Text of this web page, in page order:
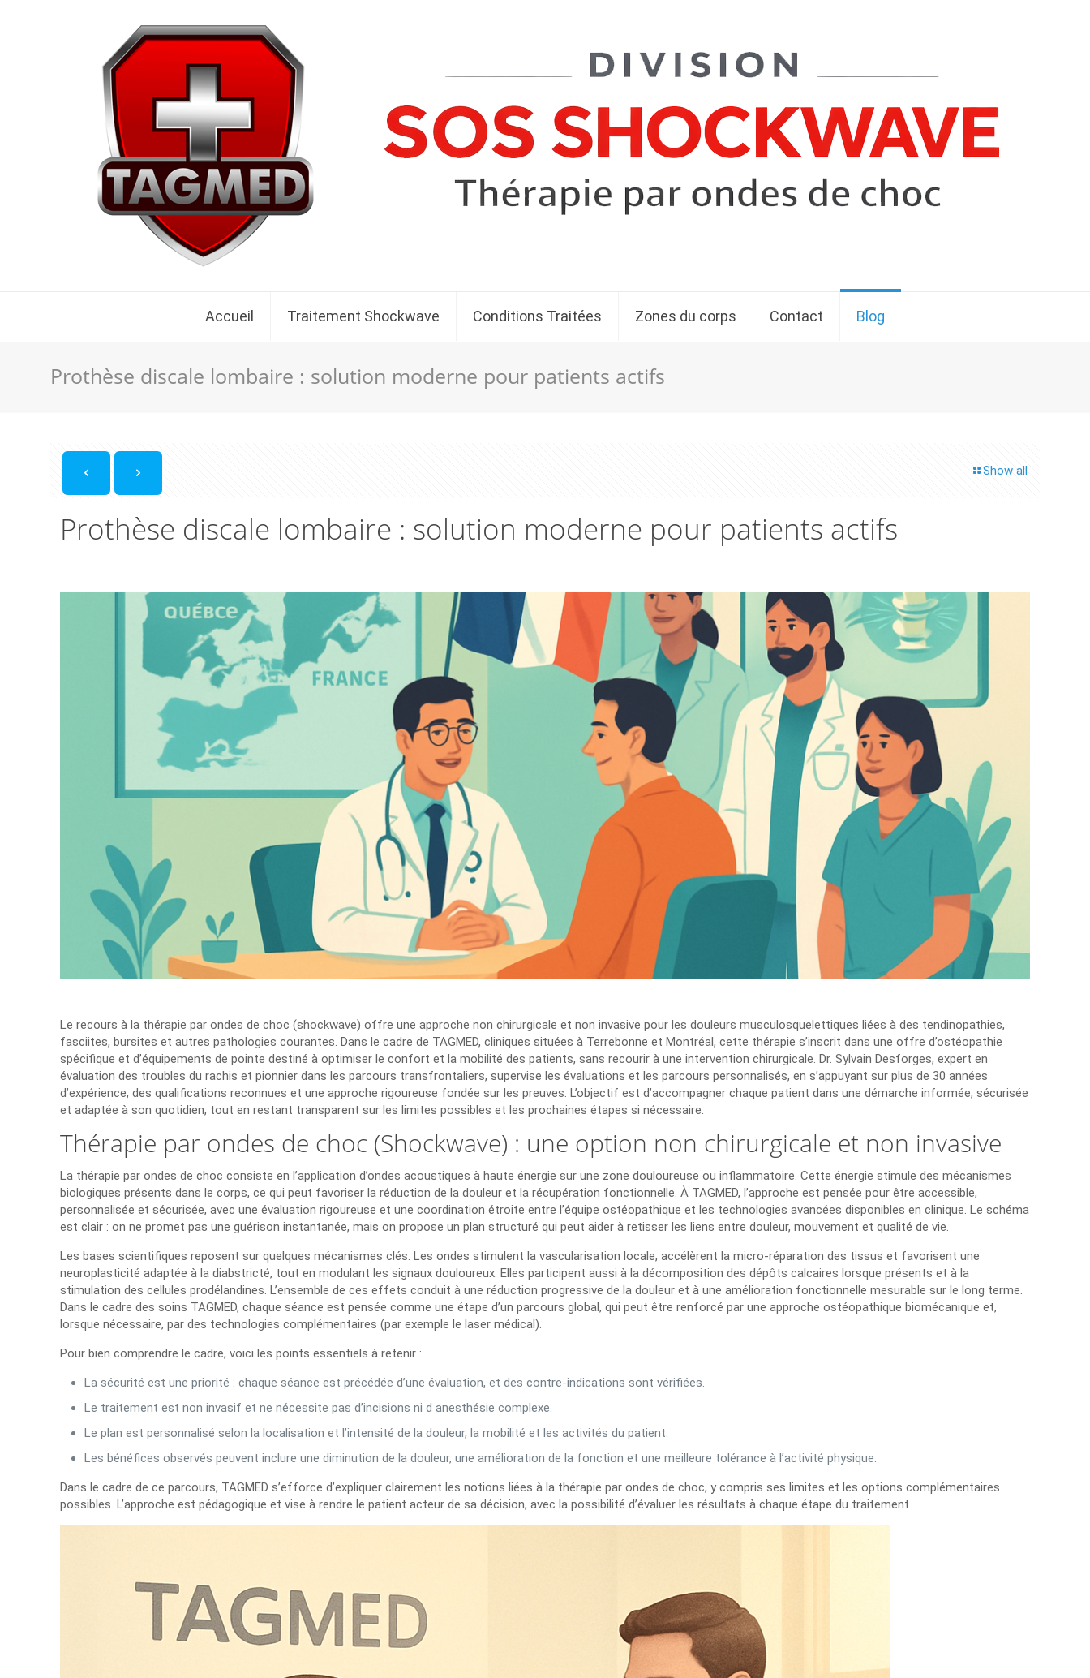
Accueil Traitement Shockwave Conditions Traitées Zones du corps Contact Blog
Prothèse discale lombaire : solution moderne pour patients actifs
Show all
Prothèse discale lombaire : solution moderne pour patients actifs
Le recours à la thérapie par ondes de choc (shockwave) offre une approche non chirurgicale et non invasive pour les douleurs musculosquelettiques liées à des tendinopathies,
fasciites, bursites et autres pathologies courantes. Dans le cadre de TAGMED, cliniques situées à Terrebonne et Montréal, cette thérapie s’inscrit dans une offre d’ostéopathie
spécifique et d’équipements de pointe destiné à optimiser le confort et la mobilité des patients, sans recourir à une intervention chirurgicale. Dr. Sylvain Desforges, expert en
évaluation des troubles du rachis et pionnier dans les parcours transfrontaliers, supervise les évaluations et les parcours personnalisés, en s’appuyant sur plus de 30 années
d’expérience, des qualifications reconnues et une approche rigoureuse fondée sur les preuves. L’objectif est d’accompagner chaque patient dans une démarche informée, sécurisée
et adaptée à son quotidien, tout en restant transparent sur les limites possibles et les prochaines étapes si nécessaire.
Thérapie par ondes de choc (Shockwave) : une option non chirurgicale et non invasive
La thérapie par ondes de choc consiste en l’application d’ondes acoustiques à haute énergie sur une zone douloureuse ou inflammatoire. Cette énergie stimule des mécanismes
biologiques présents dans le corps, ce qui peut favoriser la réduction de la douleur et la récupération fonctionnelle. À TAGMED, l’approche est pensée pour être accessible,
personnalisée et sécurisée, avec une évaluation rigoureuse et une coordination étroite entre l’équipe ostéopathique et les technologies avancées disponibles en clinique. Le schéma
est clair : on ne promet pas une guérison instantanée, mais on propose un plan structuré qui peut aider à retisser les liens entre douleur, mouvement et qualité de vie.
Les bases scientifiques reposent sur quelques mécanismes clés. Les ondes stimulent la vascularisation locale, accélèrent la micro-réparation des tissus et favorisent une
neuroplasticité adaptée à la diabstricté, tout en modulant les signaux douloureux. Elles participent aussi à la décomposition des dépôts calcaires lorsque présents et à la
stimulation des cellules prodélandines. L’ensemble de ces effets conduit à une réduction progressive de la douleur et à une amélioration fonctionnelle mesurable sur le long terme.
Dans le cadre des soins TAGMED, chaque séance est pensée comme une étape d’un parcours global, qui peut être renforcé par une approche ostéopathique biomécanique et,
lorsque nécessaire, par des technologies complémentaires (par exemple le laser médical).
Pour bien comprendre le cadre, voici les points essentiels à retenir :
La sécurité est une priorité : chaque séance est précédée d’une évaluation, et des contre-indications sont vérifiées.
Le traitement est non invasif et ne nécessite pas d’incisions ni d anesthésie complexe.
Le plan est personnalisé selon la localisation et l’intensité de la douleur, la mobilité et les activités du patient.
Les bénéfices observés peuvent inclure une diminution de la douleur, une amélioration de la fonction et une meilleure tolérance à l’activité physique.
Dans le cadre de ce parcours, TAGMED s’efforce d’expliquer clairement les notions liées à la thérapie par ondes de choc, y compris ses limites et les options complémentaires
possibles. L’approche est pédagogique et vise à rendre le patient acteur de sa décision, avec la possibilité d’évaluer les résultats à chaque étape du traitement.